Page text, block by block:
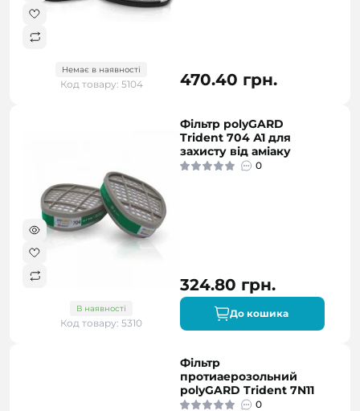
Немає в наявності
Код товару: 5104 470.40 грн.
В наявності
Код товару: 5310
Фільтр polyGARD
Trident 704 А1 для
захисту від аміаку
0
324.80 грн.
До кошика
Фільтр
протиаерозольний
polyGARD Trident 7N11
0